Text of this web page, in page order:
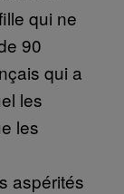
qui ne
90
qui a
les
les
aspérités